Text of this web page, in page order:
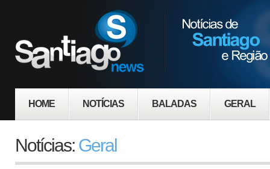
HOME NOTÍCIAS BALADAS GERAL
Notícias: Geral